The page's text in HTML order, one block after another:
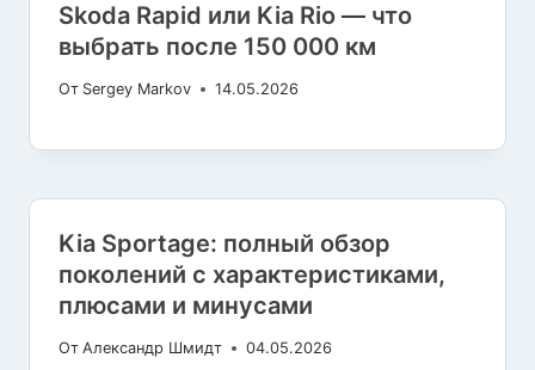
Skoda Rapid или Kia Rio — что
выбрать после 150 000 км
От Sergey Markov 14.05.2026
Kia Sportage: полный обзор
поколений с характеристиками,
плюсами и минусами
От Александр Шмидт 04.05.2026